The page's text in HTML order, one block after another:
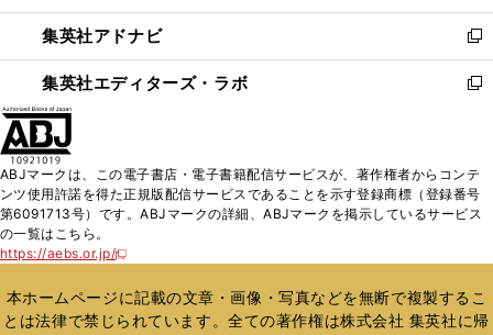
開
く
ウ
で
開
く
ン
ド
ウ
で
ウ
ィ
ン
ド
く
集英社アドナビ
新
し
い
ド
ウ
で
集英社エディターズ・ラボ
新
ィ
ン
ド
開
く
ABJマークは、この電子書店・電子書籍配信サービスが、著作権者からコンテ
ンツ使用許諾を得た正規版配信サービスであることを示す登録商標（登録番号
第6091713号）です。ABJマークの詳細、ABJマークを掲示しているサービス
の一覧はこちら。
https://aebs.or.jp/
新
い
ウ
ィ
本ホームページに記載の文章・画像・写真などを無断で複製するこ
とは法律で禁じられています。全ての著作権は株式会社 集英社に帰